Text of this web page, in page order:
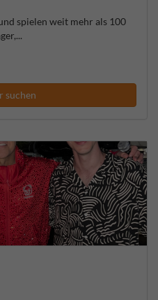
spielen weit mehr als 100
suchen